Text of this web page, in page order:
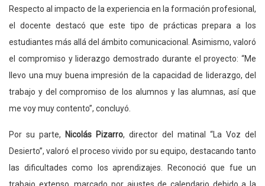
Respecto al impacto de la experiencia en la formación profesional,
el docente destacó que este tipo de prácticas prepara a los
estudiantes más allá del ámbito comunicacional. Asimismo, valoró
el compromiso y liderazgo demostrado durante el proyecto: “Me
llevo una muy buena impresión de la capacidad de liderazgo, del
trabajo y del compromiso de los alumnos y las alumnas, así que
me voy muy contento”, concluyó.
Por su parte, Nicolás Pizarro, director del matinal “La Voz del
Desierto”, valoró el proceso vivido por su equipo, destacando tanto
las dificultades como los aprendizajes. Reconoció que fue un
trabajo extenso, marcado por ajustes de calendario debido a la